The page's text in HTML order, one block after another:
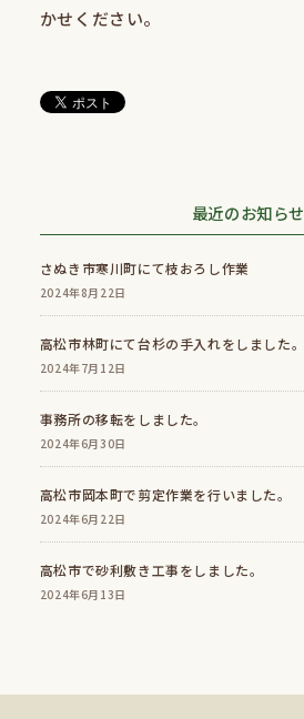
かせください。
最近のお知らせ
さぬき市寒川町にて枝おろし作業
2024年8月22日
高松市林町にて台杉の手入れをしました。
2024年7月12日
事務所の移転をしました。
2024年6月30日
高松市岡本町で剪定作業を行いました。
2024年6月22日
高松市で砂利敷き工事をしました。
2024年6月13日